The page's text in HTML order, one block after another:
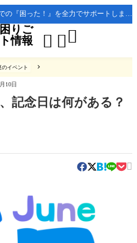
季節のイベント情報の発信や日常生活での『困った！』を全力でサポートします。
りご
情報
 
のイベント
10日
記念日は何がある？
